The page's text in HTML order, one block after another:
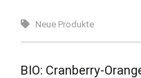
Neue Produkte
BIO: Cranberry-